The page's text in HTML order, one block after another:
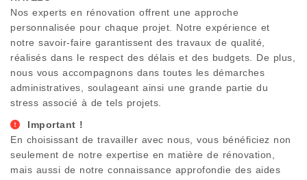
Nos experts en rénovation offrent une approche
personnalisée pour chaque projet. Notre expérience et
notre savoir-faire garantissent des travaux de qualité,
réalisés dans le respect des délais et des budgets. De plus,
nous vous accompagnons dans toutes les démarches
administratives, soulageant ainsi une grande partie du
stress associé à de tels projets.
Important !
En choisissant de travailler avec nous, vous bénéficiez non
seulement de notre expertise en matière de rénovation,
mais aussi de notre connaissance approfondie des aides